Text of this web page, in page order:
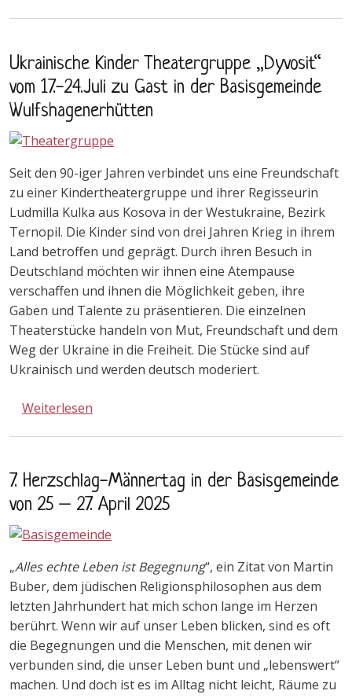
Ukrainische Kinder Theatergruppe „Dyvosit“
vom 17.-24.Juli zu Gast in der Basisgemeinde
Wulfshagenerhütten
Seit den 90-iger Jahren verbindet uns eine Freundschaft
zu einer Kindertheatergruppe und ihrer Regisseurin
Ludmilla Kulka aus Kosova in der Westukraine, Bezirk
Ternopil. Die Kinder sind von drei Jahren Krieg in ihrem
Land betroffen und geprägt. Durch ihren Besuch in
Deutschland möchten wir ihnen eine Atempause
verschaffen und ihnen die Möglichkeit geben, ihre
Gaben und Talente zu präsentieren. Die einzelnen
Theaterstücke handeln von Mut, Freundschaft und dem
Weg der Ukraine in die Freiheit. Die Stücke sind auf
Ukrainisch und werden deutsch moderiert.
Weiterlesen
7. Herzschlag-Männertag in der Basisgemeinde
von 25 – 27. April 2025
„Alles echte Leben ist Begegnung“, ein Zitat von Martin
Buber, dem jüdischen Religionsphilosophen aus dem
letzten Jahrhundert hat mich schon lange im Herzen
berührt. Wenn wir auf unser Leben blicken, sind es oft
die Begegnungen und die Menschen, mit denen wir
verbunden sind, die unser Leben bunt und „lebenswert“
machen. Und doch ist es im Alltag nicht leicht, Räume zu